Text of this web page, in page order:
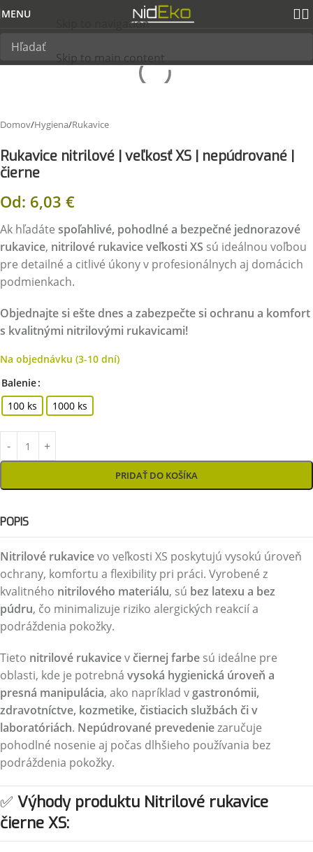
Skip to navigation
Skip to main content
MENU
Domov/Hygiena/Rukavice
Rukavice nitrilové | veľkosť XS | nepúdrované |
čierne
Od: 6,03 €
Ak hľadáte spoľahlivé, pohodlné a bezpečné jednorazové
rukavice, nitrilové rukavice veľkosti XS sú ideálnou voľbou
pre detailné a citlivé úkony v profesionálnych aj domácich
podmienkach.
Objednajte si ešte dnes a zabezpečte si ochranu a komfort
s kvalitnými nitrilovými rukavicami!
Na objednávku (3-10 dní)
Balenie
100 ks
1000 ks
PRIDAŤ DO KOŠÍKA
POPIS
Nitrilové rukavicevo veľkosti XS poskytujú vysokú úroveň
ochrany, komfortu a flexibility pri práci. Vyrobené z
kvalitného nitrilového materiálu, sú bez latexu a bez
púdru, čo minimalizuje riziko alergických reakcií a
podráždenia pokožky.
Tieto nitrilové rukavicevčiernej farbe sú ideálne pre
oblasti, kde je potrebná vysoká hygienická úroveň a
presná manipulácia, ako napríklad v gastronómii,
zdravotníctve, kozmetike, čistiacich službách či v
laboratóriách. Nepúdrované prevedeniezaručuje
pohodlné nosenie aj počas dlhšieho používania bez
podráždenia pokožky.
✅ Výhody produktu Nitrilové rukavice
čierne XS: